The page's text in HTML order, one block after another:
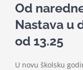
Od
Nastava u
od 13.25
U novu školsku